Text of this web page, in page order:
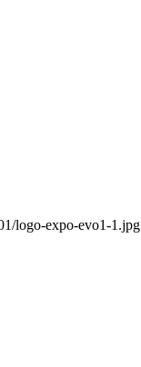
logo-expo-evo1-1.jpg